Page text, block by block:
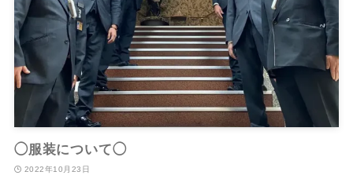
◯服装について◯
2022年10月23日